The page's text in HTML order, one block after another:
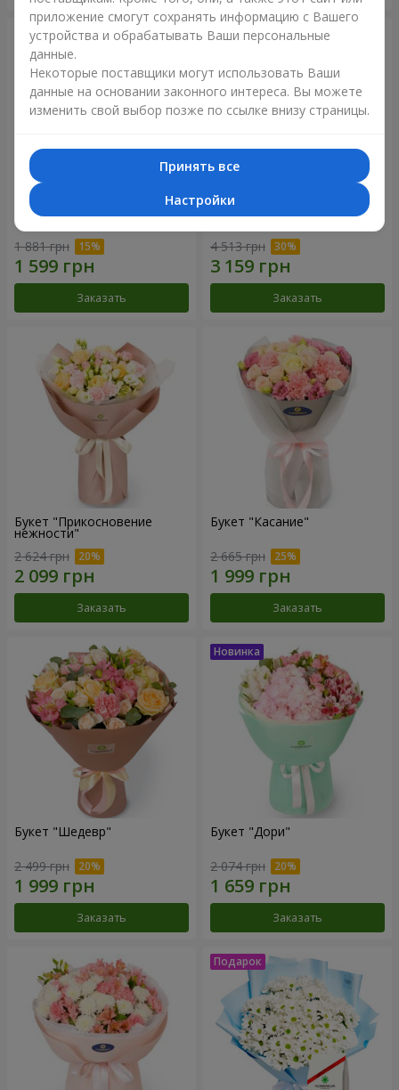
Букет "Дзинтарс"
1 881 грн
Заказать
Букет "Your Smile"
4 513 грн
Заказать
Букет "Прикосновение
нежности"
2 624 грн
Заказать
Букет "Касание"
2 665 грн
Заказать
Букет "Шедевр"
2 499 грн
Заказать
Букет "Дори"
2 074 грн
Заказать
приложение смогут сохранять информацию с Вашего
устройства и обрабатывать Ваши персональные
данные.
Некоторые поставщики могут использовать Ваши
данные на основании законного интереса. Вы можете
изменить свой выбор позже по ссылке внизу страницы.
Принять все
Настройки